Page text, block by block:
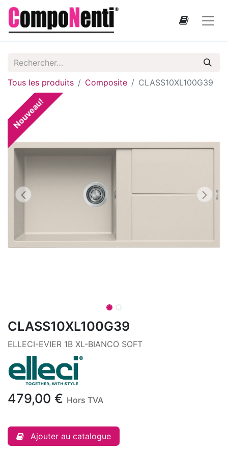
Tous les produits Composite CLASS10XL100G39
Nouveau!
CLASS10XL100G39
ELLECI-EVIER 1B XL-BIANCO SOFT
479,00 € Hors TVA
Ajouter au catalogue